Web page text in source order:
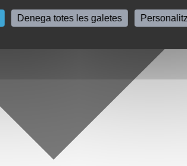
Denega totes les galetes